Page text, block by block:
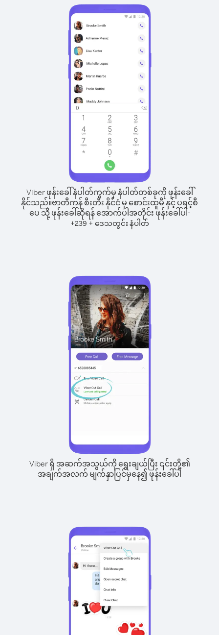
Viber ဖုန်းခေါ်နံပါတ်ကွက်မှ နံပါတ်တစ်ခုကို ဖုန်းခေါ်
နိုင်သည်။ဗာတီကန် စီးတီး နိုင်ငံ မှ စောင်းထူမီ နှင့် ပရင့်စီ
ပေ သို့ ဖုန်းခေါ်ဆိုရန် အောက်ပါအတိုင်း ဖုန်းခေါ်ပါ-
+239 + ဒေသတွင်း နံပါတ်
Viber ရှိ အဆက်အသွယ်ကို ရွေးချယ်ပြီး ၎င်းတို့၏
အချက်အလက် မျက်နှာပြင်မှနေ၍ ဖုန်းခေါ်ပါ